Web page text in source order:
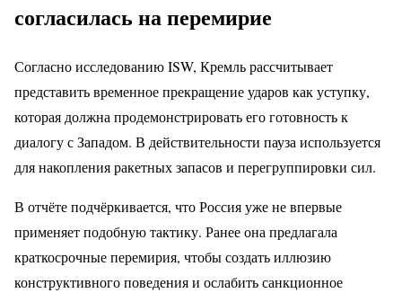
согласилась на перемирие
Согласно исследованию ISW, Кремль рассчитывает
представить временное прекращение ударов как уступку,
которая должна продемонстрировать его готовность к
диалогу с Западом. В действительности пауза используется
для накопления ракетных запасов и перегруппировки сил.
В отчёте подчёркивается, что Россия уже не впервые
применяет подобную тактику. Ранее она предлагала
краткосрочные перемирия, чтобы создать иллюзию
конструктивного поведения и ослабить санкционное